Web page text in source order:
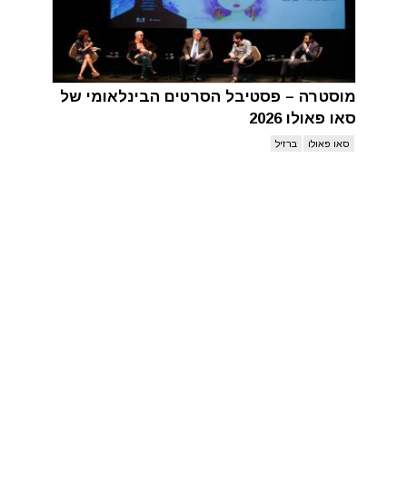
מוסטרה – פסטיבל הסרטים הבינלאומי של
סאו פאולו 2026
סאו פאולו ברזיל